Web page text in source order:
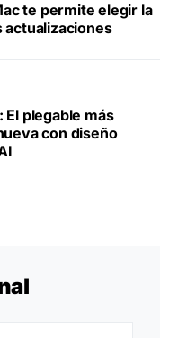
te permite elegir la
actualizaciones
El plegable más
con diseño